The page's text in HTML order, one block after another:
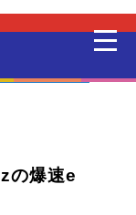
の爆速e